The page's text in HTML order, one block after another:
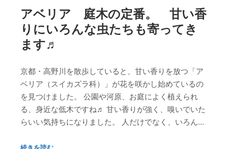
アベリア 庭木の定番。 甘い香
りにいろんな虫たちも寄ってき
ます♬
京都・高野川を散歩していると、甘い香りを放つ「ア
ベリア（スイカズラ科）」が花を咲かし始めているの
を見つけました。 公園や河原、お庭によく植えられ
る、身近な低木ですね♬ 甘い香りが強く、嗅いでいた
らいい気持ちになりました。 人だけでなく、いろん…